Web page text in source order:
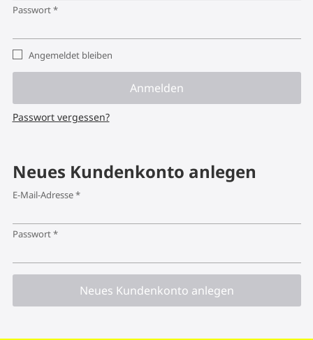
Passwort*Erforderlich
Angemeldet bleiben
Anmelden
Passwort vergessen?
Neues Kundenkonto anlegen
E-Mail-Adresse*Erforderlich
Passwort*Erforderlich
Neues Kundenkonto anlegen